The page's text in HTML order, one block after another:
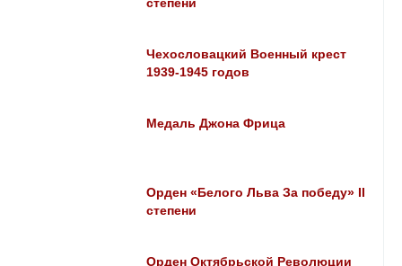
степени
Чехословацкий Военный крест
1939-1945 годов
Медаль Джона Фрица
Орден «Белого Льва За победу» II
степени
Орден Октябрьской Революции